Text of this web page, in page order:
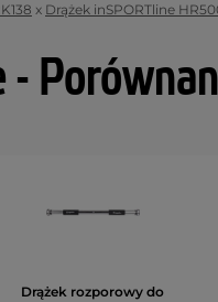
x Drążek inSPORTline
Drążek rozporowy do